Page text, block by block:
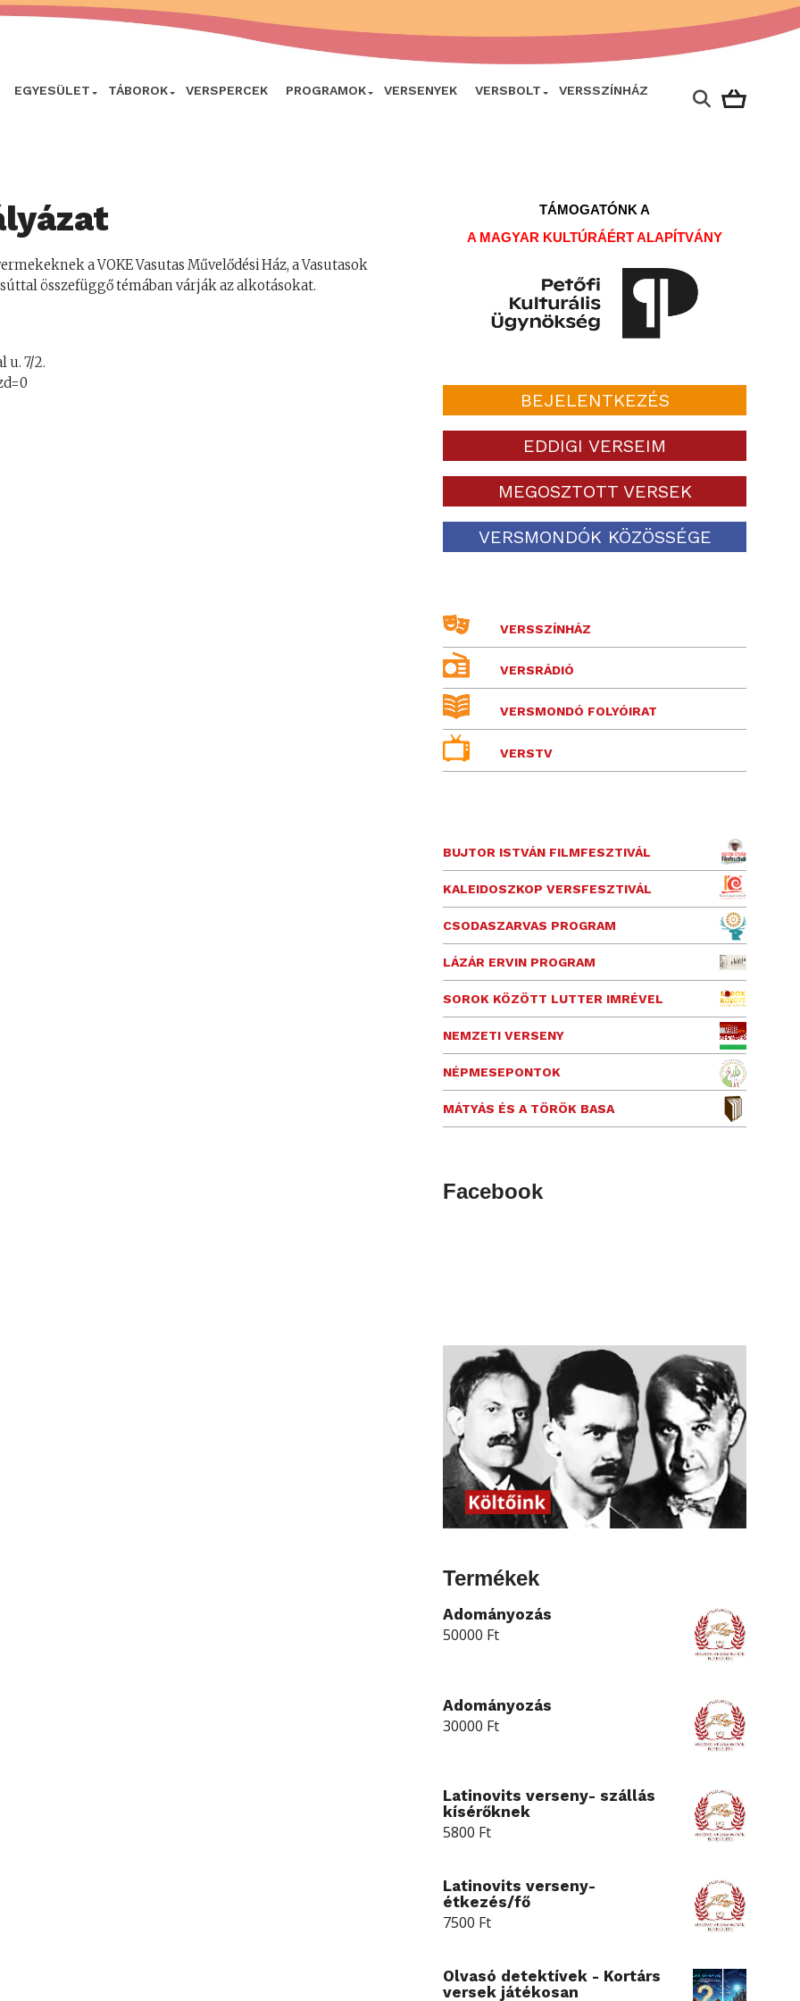
EGYESÜLET TÁBOROK VERSPERCEK PROGRAMOK VERSENYEK VERSBOLT VERSSZÍNHÁZ
a VOKE Vasutas Művelődési Ház, a Vasutasok
összefüggő témában várják az alkotásokat.
u. 7/2.
TÁMOGATÓNK A
A MAGYAR KULTÚRÁÉRT ALAPÍTVÁNY
BEJELENTKEZÉS
EDDIGI VERSEIM
MEGOSZTOTT VERSEK
VERSMONDÓK KÖZÖSSÉGE
VERSSZÍNHÁZ
VERSRÁDIÓ
VERSMONDÓ FOLYÓIRAT
VERSTV
BUJTOR ISTVÁN FILMFESZTIVÁL
KALEIDOSZKOP VERSFESZTIVÁL
CSODASZARVAS PROGRAM
LÁZÁR ERVIN PROGRAM
SOROK KÖZÖTT LUTTER IMRÉVEL
NEMZETI VERSENY
NÉPMESEPONTOK
MÁTYÁS ÉS A TÖRÖK BASA
Facebook
Termékek
Adományozás
50000 Ft
Adományozás
30000 Ft
Latinovits verseny- szállás
kísérőknek
5800 Ft
Latinovits verseny-
étkezés/fő
7500 Ft
Olvasó detektívek - Kortárs
versek játékosan